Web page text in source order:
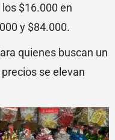
$16.000 en
y $84.000.
quienes buscan un
se elevan